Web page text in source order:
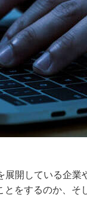
展開している企
とをするのか、